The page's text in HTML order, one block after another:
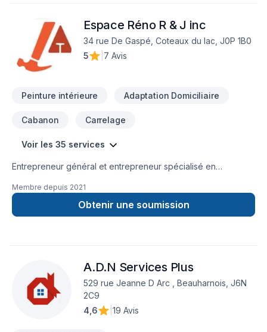
comment nous pouvons vous aider. Notre engagement est
simple : offrir un service d'exception, centré sur vos besoins
et vos aspirations.
Espace Réno R & J inc
34 rue De Gaspé, Coteaux du lac, J0P 1B0
5
7 Avis
Peinture intérieure Adaptation Domiciliaire
Cabanon Carrelage
Voir les 35 services
Entrepreneur général et entrepreneur spécialisé en
en rénovation de salle de bain et finition intérieur.
Membre depuis 2021
Obtenir une soumission
A.D.N Services Plus
529 rue Jeanne D Arc , Beauharnois, J6N
2C9
4,6
19 Avis